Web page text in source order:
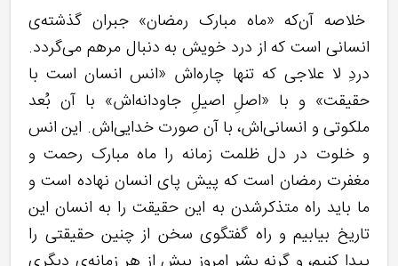
خلاصه آن‌که «ماه مبارک رمضان» جبران گذشته‌ی
انسانی است که از درد خویش به دنبال مرهم می‌گردد.
دردِ لا علاجی که تنها چاره‌اش «انس انسان است با
حقیقت» و با «اصلِ اصیلِ جاودانه‌اش» با آن بُعد
ملکوتی و انسانی‌اش، با آن صورت خدایی‌اش. این انس
و خلوت در دل ظلمت زمانه را ماه مبارک رحمت و
مغفرت رمضان است که پیش پای انسان نهاده است و
ما باید راه متذکرشدن به این حقیقت را به انسان این
تاریخ بیابیم و راه گفتگوی سخن از چنین حقیقتی را